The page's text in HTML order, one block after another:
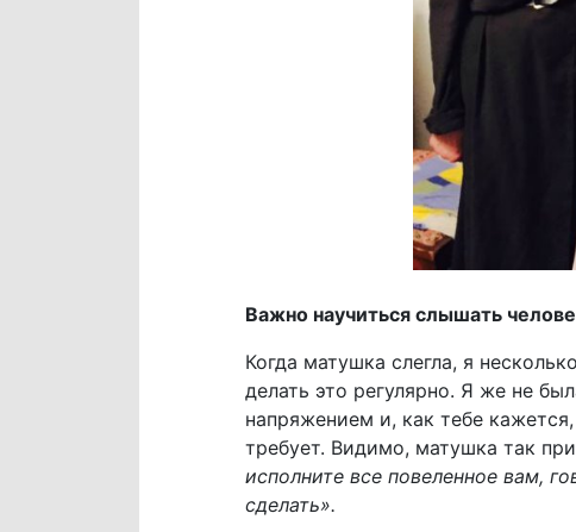
Важно научиться слышать
Когда матушка слегла, я
делать это регулярно. Я же не
напряжением и, как тебе
требует. Видимо, матушка так
исполните все повеленное вам,
сделать».